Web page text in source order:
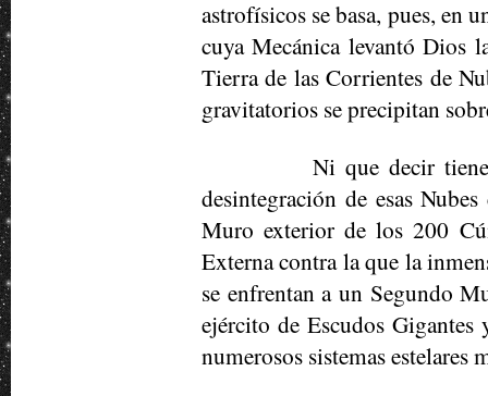
astrofísicos se basa, pues, en
cuya Mecánica levantó Dios
Tierra de las Corrientes de
gravitatorios se precipitan
Ni que decir
desintegración de esas
Muro exterior de los 200
Externa contra la que la
se enfrentan a un Segundo
ejército de Escudos
numerosos sistemas estelares